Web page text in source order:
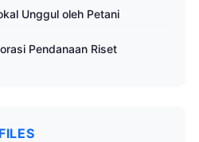
Unggul oleh Petani
Pendanaan Riset